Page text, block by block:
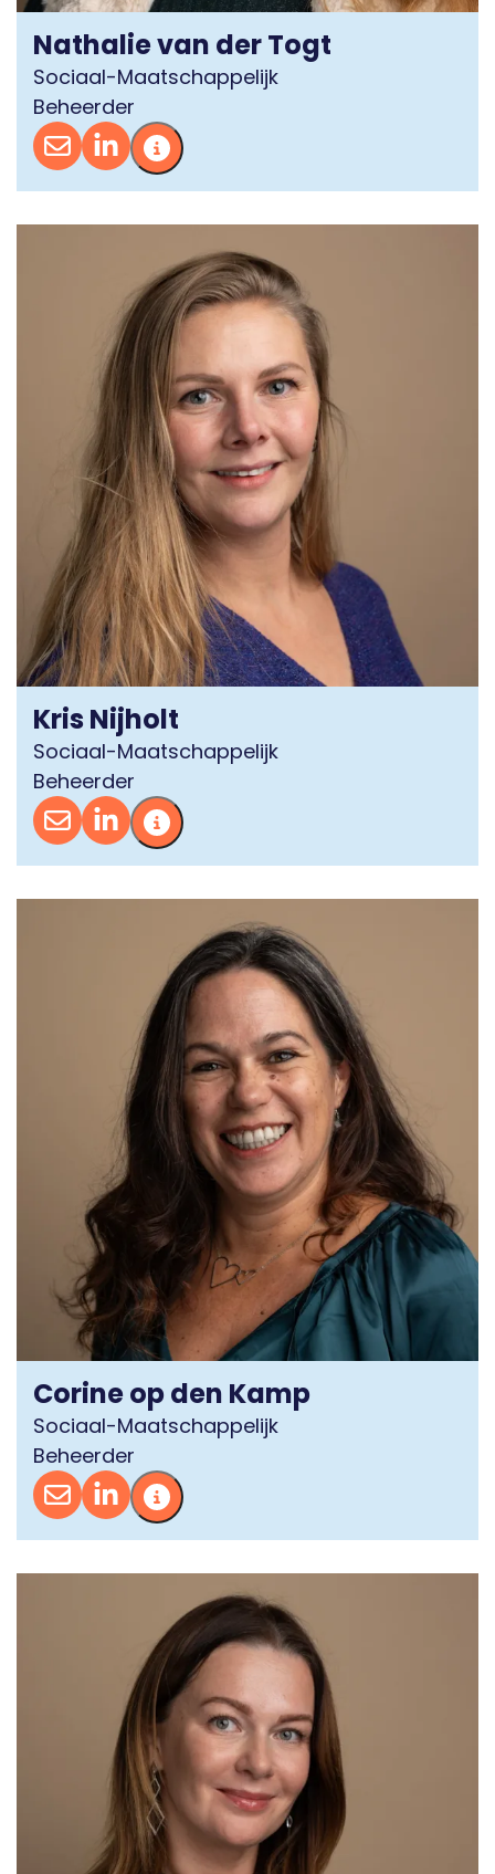
Nathalie van der Togt
Sociaal-Maatschappelijk
Beheerder
Kris Nijholt
Sociaal-Maatschappelijk
Beheerder
Corine op den Kamp
Sociaal-Maatschappelijk
Beheerder